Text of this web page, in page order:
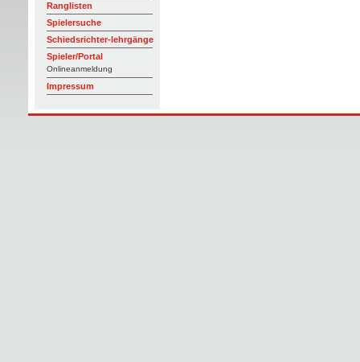
Ranglisten
Spielersuche
Schiedsrichter-lehrgänge
Spieler/Portal
Onlineanmeldung
Impressum